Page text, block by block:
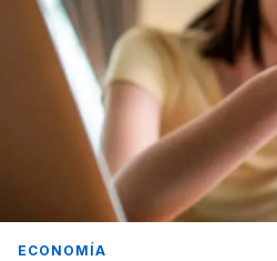
ECONOMÍA